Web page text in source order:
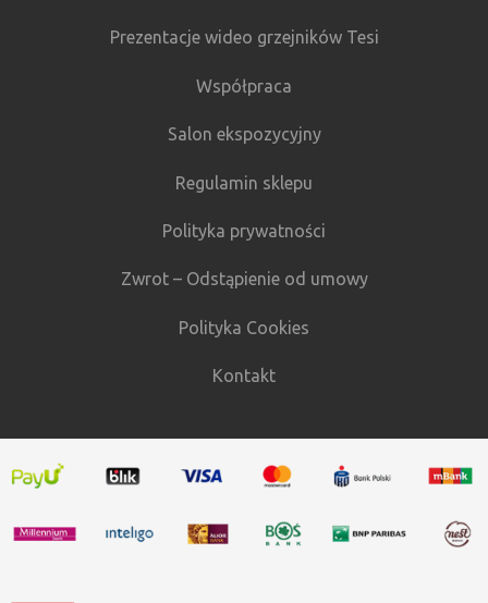
Prezentacje wideo grzejników Tesi
Współpraca
Salon ekspozycyjny
Regulamin sklepu
Polityka prywatności
Zwrot – Odstąpienie od umowy
Polityka Cookies
Kontakt